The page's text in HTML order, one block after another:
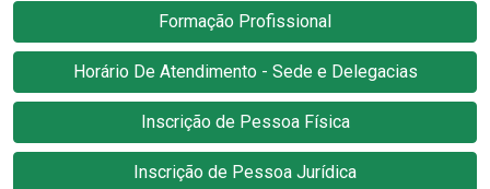
Formação Profissional
Horário De Atendimento - Sede e Delegacias
Inscrição de Pessoa Física
Inscrição de Pessoa Jurídica